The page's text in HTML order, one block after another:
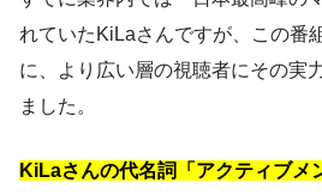
れていたKiLaさんですが、この番
に、より広い層の視聴者にその実
ました。
KiLaさんの代名詞「アクティブメ